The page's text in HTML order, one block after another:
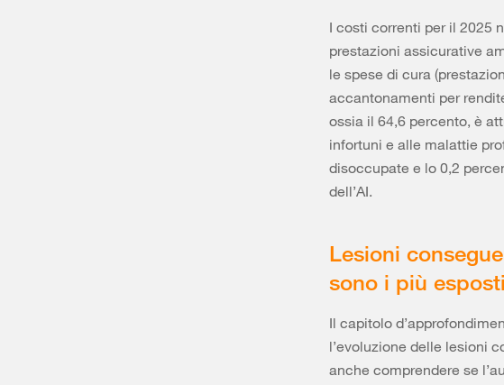
I costi correnti per il 2025
prestazioni assicurative
le spese di cura
accantonamenti per
ossia il 64,6 percento, è
infortuni e alle malattie
disoccupate e lo 0,2
dell’AI.
Lesioni
sono i più
Il capitolo
l’evoluzione delle lesioni
anche comprendere se